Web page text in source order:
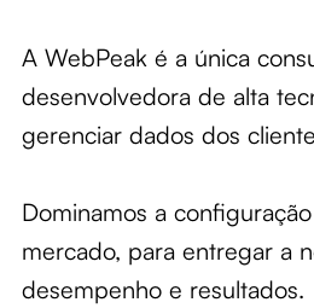
A WebPeak é a única
desenvolvedora de alta
gerenciar dados dos
Dominamos a
mercado, para entregar a
desempenho e resultados.